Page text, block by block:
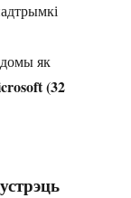
як
(32